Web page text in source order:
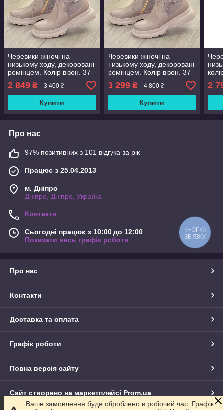
Черевики жіночі на
низькому ходу, декоровані
ремінцем. Колір візон. 37
розмір
2 849 ₴ 3 400 ₴
Купити
Черевики жіночі на
низькому ходу, декоровані
ремінцем. Колір візон. 37
розмір
3 299₴ 4 800 ₴
Купити
2
Про нас
97% позитивних з 101 відгука за рік
Працює з 25.04.2013
м. Дніпро
Дніпро, Дніпро, Україна
Контакти
Сьогодні працює з 10:00 до 12:00
Показати весь графік роботи
Про нас
Контакти
Доставка та оплата
Графік роботи
Повна версія сайту
Сайт створено на маркетплейсі Prom.ua
Ваше замовлення буде оброблено в робочий час. Графік
КНОПКА
ЗВ'ЯЗКУ